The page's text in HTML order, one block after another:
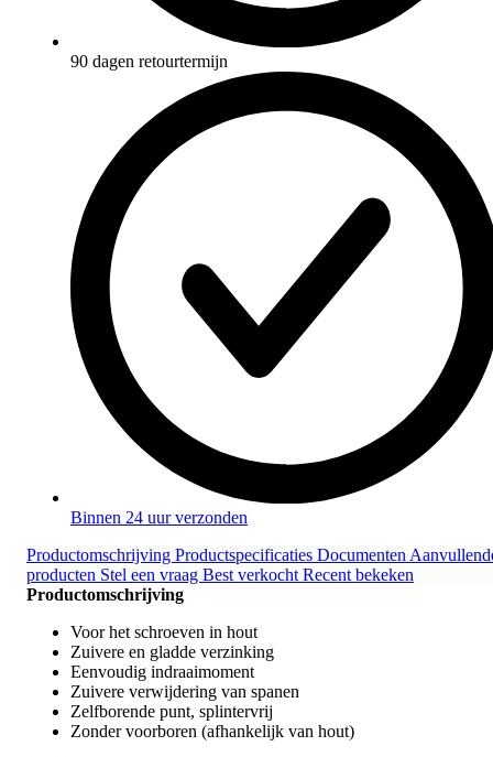
90 dagen retourtermijn
Binnen 24 uur verzonden
Productomschrijving Productspecificaties Documenten
producten Stel een vraag Best verkocht Recent bekeken
Productomschrijving
Voor het schroeven in hout
Zuivere en gladde verzinking
Eenvoudig indraaimoment
Zuivere verwijdering van spanen
Zelfborende punt, splintervrij
Zonder voorboren (afhankelijk van hout)